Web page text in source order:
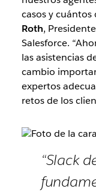
casos y cuántos
Roth,
Salesforce.
las asistencias
cambio
expertos
retos de los
“Slack